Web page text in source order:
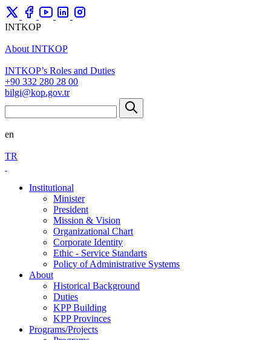
INTKOP
About INTKOP
INTKOP’s Roles and Duties
+90 332 280 28 00
bilgi@kop.gov.tr
en
TR
Institutional
Minister
President
Mission & Vision
Organizational Chart
Corporate Identity
Ethic - Service Standarts
Policy of Administrative Systems
About
Historical Background
Duties
KPP Building
KPP Provinces
Programs/Projects